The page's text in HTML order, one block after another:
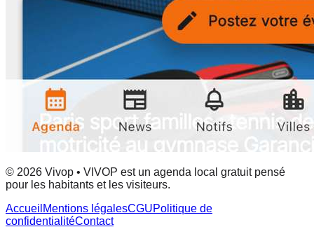
© 2026 Vivop • VIVOP est un agenda local gratuit pensé
pour les habitants et les visiteurs.
Accueil Mentions légalesCGUPolitique de
confidentialitéContact